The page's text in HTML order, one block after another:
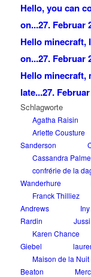
Hello, you can
on...27. Februar
Hello minecraft,
on...27. Februar
Hello minecraft,
late...27.
Schlagworte
Agatha Raisin
Arlette Cousture
Sanderson
Cassandra
confrérie de la
Wanderhure
Franck Thilliez
Andrews
Rardin
Karen Chance
Giebel
Maison de la Nuit
Beaton